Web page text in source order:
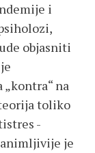
i
objasniti
„kontra“ na
toliko
-
je